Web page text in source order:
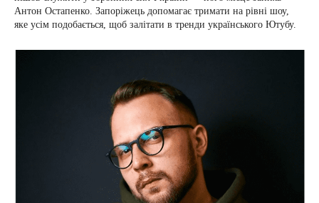
Антон Остапенко. Запоріжець допомагає тримати на рівні шоу,
яке усім подобається, щоб залітати в тренди українського Ютубу.